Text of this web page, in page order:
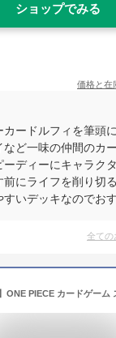
ショップでみる
価格と在
ードルフィを筆頭
など一味の仲間のカ
ーディーにキャラク
前にライフを削り切
すいデッキなのでお
全ての